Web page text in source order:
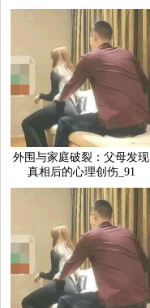
外围与家庭破裂：父母发现
真相后的心理创伤_91